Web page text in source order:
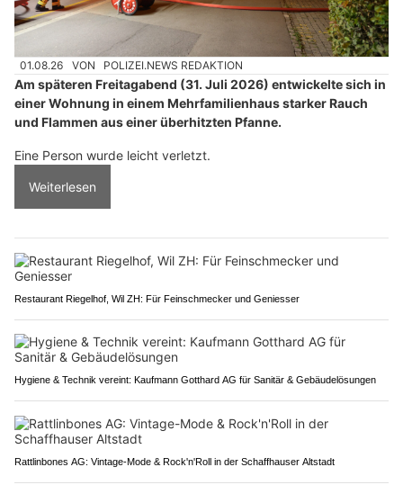
01.08.26 VON POLIZEI.NEWS REDAKTION
Am späteren Freitagabend (31. Juli 2026) entwickelte sich in
einer Wohnung in einem Mehrfamilienhaus starker Rauch
und Flammen aus einer überhitzten Pfanne.
Eine Person wurde leicht verletzt.
Weiterlesen
Restaurant Riegelhof, Wil ZH: Für Feinschmecker und Geniesser
Hygiene & Technik vereint: Kaufmann Gotthard AG für Sanitär & Gebäudelösungen
Rattlinbones AG: Vintage-Mode & Rock'n'Roll in der Schaffhauser Altstadt